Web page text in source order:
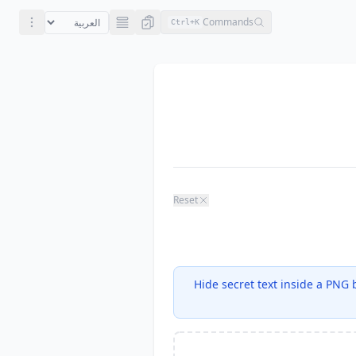
Commands
Ctrl+K
Reset
Hide secret text inside a